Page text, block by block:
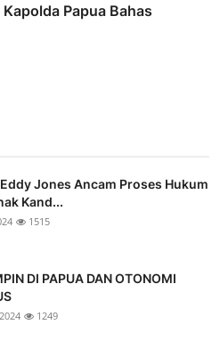
Papua Bahas
Jones Ancam Proses Hukum
Kand...
1515
DI PAPUA DAN OTONOMI
1249